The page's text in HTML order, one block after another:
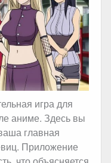
игра для
аниме. Здесь вы
главная
Приложение